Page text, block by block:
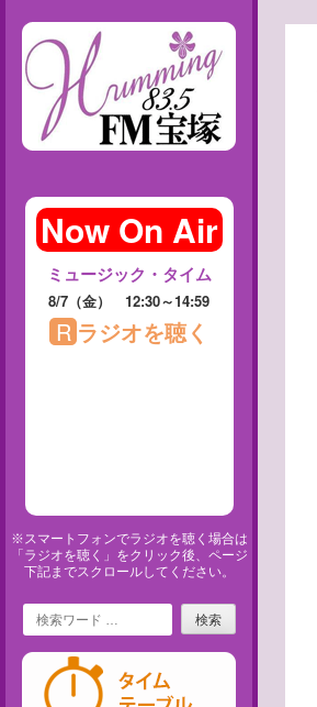
※スマートフォンでラジオを聴く場合は
「ラジオを聴く」をクリック後、ページ
下記までスクロールしてください。
Search